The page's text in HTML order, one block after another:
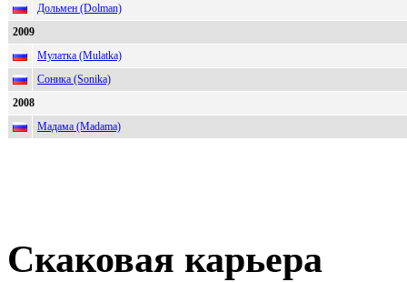
Дольмен (Dolman)
2009
Мулатка (Mulatka)
Соника (Sonika)
2008
Мадама (Madama)
Скаковая карьера